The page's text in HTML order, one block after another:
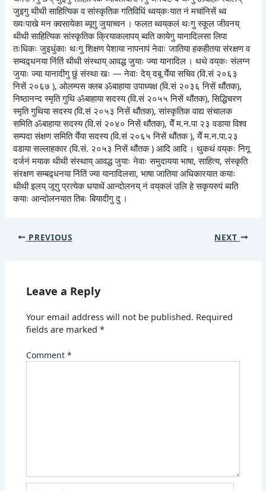
जुइगु थीथी साहित्यिक व सांस्कृतिक गतिविधिं थ्वय्‌कःयात नं मचांनिसें थ्व
ख्यःपाखे मन क्वसायेका ब्यूगु जुयाच्वन । फलत थ्वय्‌कलं थःगु स्कूल जीवनय्
थीथी साहित्यिक सांस्कृतिक क्रियाकलापय् ब्वति कायेगु यानादिलसा लिपा
तःधिकः जुइधुंकाः थःगु शिक्षण पेशाया नापनापं नेवाः जातिया हकहीतया संरक्षण व
सम्वद्र्धनया निंतिं थीथी संस्थाय् आवद्ध जुयाः ज्या यानादिल । थथे वय्‌कः संलग्न
जुयाः ज्या यानादीगु छुं संस्था खः — नेवाः देय् दबू येँया सचिव (वि.सं २०६३
निसें २०६७ ), ओलम्पस क्लब ॐबाहाया उपाध्यक्ष (वि.सं २०३६ निसें थौंतक),
निष्ठानन्द स्मृति गुथि ॐबाहाया सदस्य (वि.सं २०५५ निसें थौंतक), सिद्धिचरण
स्मृति गुथिया सदस्य (वि.सं २०५३ निसें थौंतक), सांस्कृतिक वाद्य संचालक
समिति ॐबाहाया सदस्य (वि.सं २०४० निसें थौंतक), येँ म.न.पा २३ वडाया विश्व
सम्पदा संक्षण समिति येँया सदस्य (वि.सं २०६५ निसें थौंतक ), येँ म.न.पा.२३
वडाया सल्लाहकार (वि.सं. २०५३ निसें थौंतक ) आदि आदि । थुकथं वय्‌कः निगू
दर्जनं मयाक थीथी संस्थाय् आवद्ध जुयाः नेवाः समुदायया भाषा, साहित्य, संस्कृति
संरक्षण सम्बद्र्धनया निंतिं ज्या यानादिलसा, भाषा जातिया अधिकारयात कयाः
थीथी इलय् जूगु प्रत्येक धयाथें आन्दोलनय् नं वय्‌कलं उलि हे सकृयरुपं ब्वति
कयाः आन्दोलनयात तिबः बियादीगु दु ।
PREVIOUS NEXT
Leave a Reply
Your email address will not be published. Required
fields are marked*
Comment*